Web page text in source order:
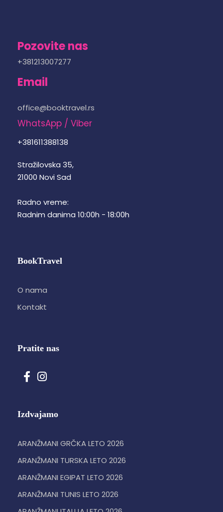
Pozovite nas
+381213007277
Email
office@booktravel.rs
WhatsApp / Viber
+381611388138
Stražilovska 35,
21000 Novi Sad
Radno vreme:
Radnim danima 10:00h - 18:00h
BookTravel
O nama
Kontakt
Pratite nas
Izdvajamo
ARANŽMANI GRČKA LETO 2026
ARANŽMANI TURSKA LETO 2026
ARANŽMANI EGIPAT LETO 2026
ARANŽMANI TUNIS LETO 2026